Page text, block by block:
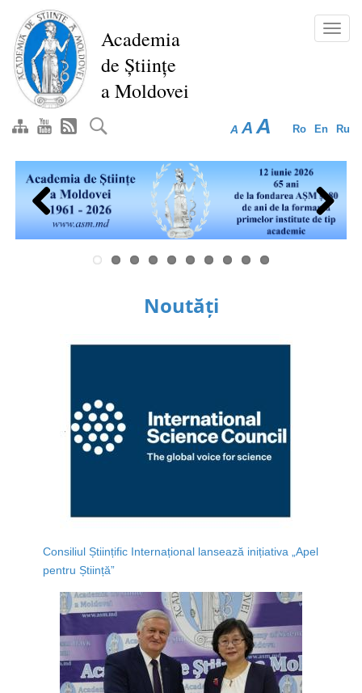
conţinutul
principal
Academia
de Științe
a Moldovei
Ro En Ru
A A A
Previous Next
Noutăți
Consiliul Științific Internațional lansează inițiativa „Apel
pentru Știință”